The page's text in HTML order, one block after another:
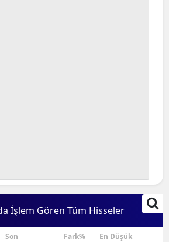
Çankırı
Çorum
Denizli
İşlem Gören Tüm Hisseler
Son Fark% En Düşük